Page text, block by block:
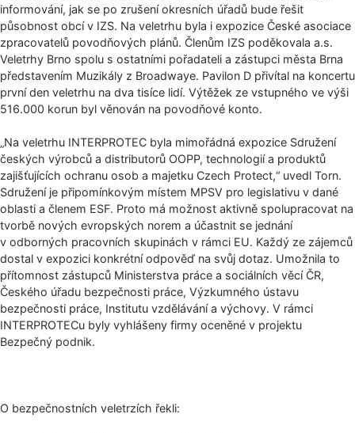
informování, jak se po zrušení okresních úřadů bude řešit
působnost obcí v IZS. Na veletrhu byla i expozice České asociace
zpracovatelů povodňových plánů. Členům IZS poděkovala a.s.
Veletrhy Brno spolu s ostatními pořadateli a zástupci města Brna
představením Muzikály z Broadwaye. Pavilon D přivítal na koncertu
první den veletrhu na dva tisíce lidí. Výtěžek ze vstupného ve výši
516.000 korun byl věnován na povodňové konto.
„Na veletrhu INTERPROTEC byla mimořádná expozice Sdružení
českých výrobců a distributorů OOPP, technologií a produktů
zajišťujících ochranu osob a majetku Czech Protect,“ uvedl Torn.
Sdružení je připomínkovým místem MPSV pro legislativu v dané
oblasti a členem ESF. Proto má možnost aktivně spolupracovat na
tvorbě nových evropských norem a účastnit se jednání
v odborných pracovních skupinách v rámci EU. Každý ze zájemců
dostal v expozici konkrétní odpověď na svůj dotaz. Umožnila to
přítomnost zástupců Ministerstva práce a sociálních věcí ČR,
Českého úřadu bezpečnosti práce, Výzkumného ústavu
bezpečnosti práce, Institutu vzdělávání a výchovy. V rámci
INTERPROTECu byly vyhlášeny firmy oceněné v projektu
Bezpečný podnik.
O bezpečnostních veletrzích řekli: